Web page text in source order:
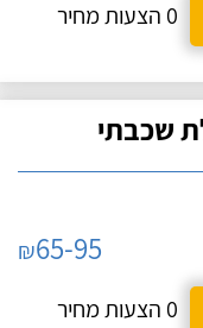
0 הצעות מחיר
שכבתי
₪65-95
0 הצעות מחיר